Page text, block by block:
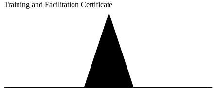
Training and Facilitation Certificate